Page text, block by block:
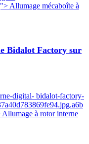
Allumage mécaboîte à
Bidalot Factory sur
digital- bidalot-factory-
à rotor interne